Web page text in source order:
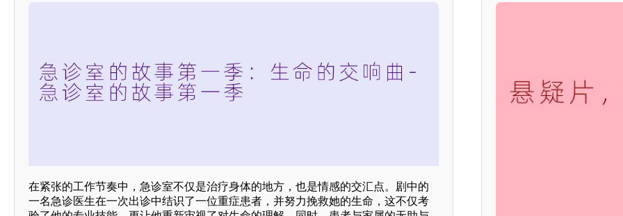
在紧张的工作节奏中，急诊室不仅是治疗身体的地方，也是情感的交汇点。剧中的
一名急诊医生在一次出诊中结识了一位重症患者，并努力挽救她的生命，这不仅考